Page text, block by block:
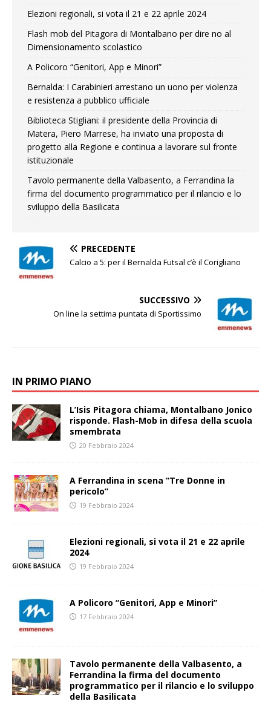
Elezioni regionali, si vota il 21 e 22 aprile 2024
Flash mob del Pitagora di Montalbano per dire no al
Dimensionamento scolastico
A Policoro “Genitori, App e Minori”
Bernalda: I Carabinieri arrestano un uono per violenza
e resistenza a pubblico ufficiale
Biblioteca Stigliani: il presidente della Provincia di
Matera, Piero Marrese, ha inviato una proposta di
progetto alla Regione e continua a lavorare sul fronte
istituzionale
Tavolo permanente della Valbasento, a Ferrandina la
firma del documento programmatico per il rilancio e lo
sviluppo della Basilicata
PRECEDENTE
Calcio a 5: per il Bernalda Futsal c’è il Corigliano
SUCCESSIVO
On line la settima puntata di Sportissimo
IN PRIMO PIANO
L’Isis Pitagora chiama, Montalbano Jonico
risponde. Flash-Mob in difesa della scuola
smembrata
20 Febbraio 2024
A Ferrandina in scena “Tre Donne in
pericolo”
19 Febbraio 2024
Elezioni regionali, si vota il 21 e 22 aprile
2024
19 Febbraio 2024
A Policoro “Genitori, App e Minori”
17 Febbraio 2024
Tavolo permanente della Valbasento, a
Ferrandina la firma del documento
programmatico per il rilancio e lo sviluppo
della Basilicata